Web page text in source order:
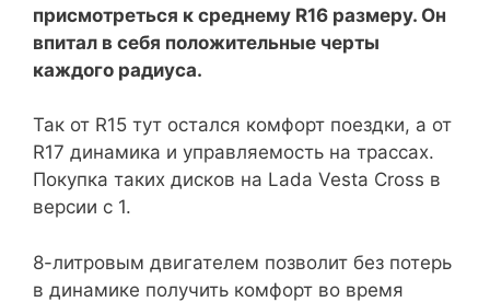
присмотреться к среднему R16 размеру. Он
впитал в себя положительные черты
каждого радиуса.
Так от R15 тут остался комфорт поездки, а от
R17 динамика и управляемость на трассах.
Покупка таких дисков на Lada Vesta Cross в
версии с 1.
8-литровым двигателем позволит без потерь
в динамике получить комфорт во время